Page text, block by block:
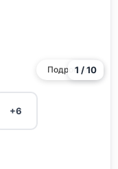
Подробнее
1 / 10
+6